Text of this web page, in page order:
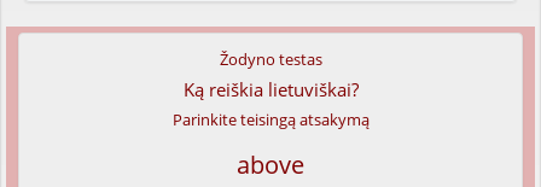
Žodyno testas
Ką reiškia lietuviškai?
Parinkite teisingą atsakymą
above